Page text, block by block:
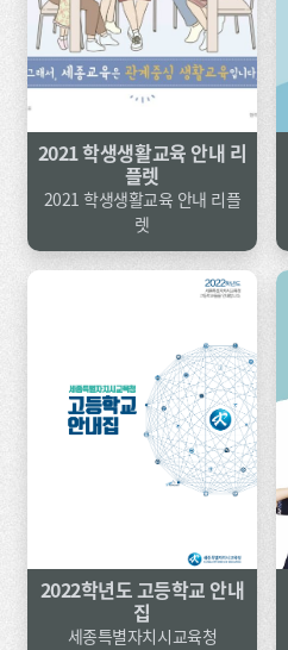
2021 학생생활교육 안내 리
플렛
2021 학생생활교육 안내 리플
렛
2022학년도 고등학교 안내
집
세종특별자치시교육청